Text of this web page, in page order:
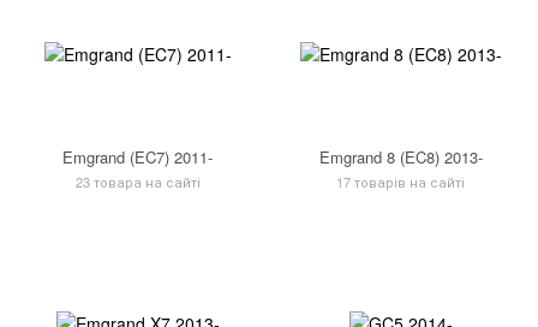
Emgrand (EC7) 2011-
23 товара на сайті
Emgrand 8 (EC8) 2013-
17 товарів на сайті